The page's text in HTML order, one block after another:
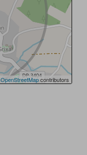
OpenStreetMapcontributors